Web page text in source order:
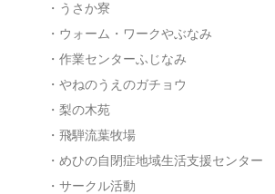
うさか寮
ウォーム・ワークやぶなみ
作業センターふじなみ
やねのうえのガチョウ
梨の木苑
飛騨流葉牧場
めひの自閉症地域生活支援センター
サークル活動